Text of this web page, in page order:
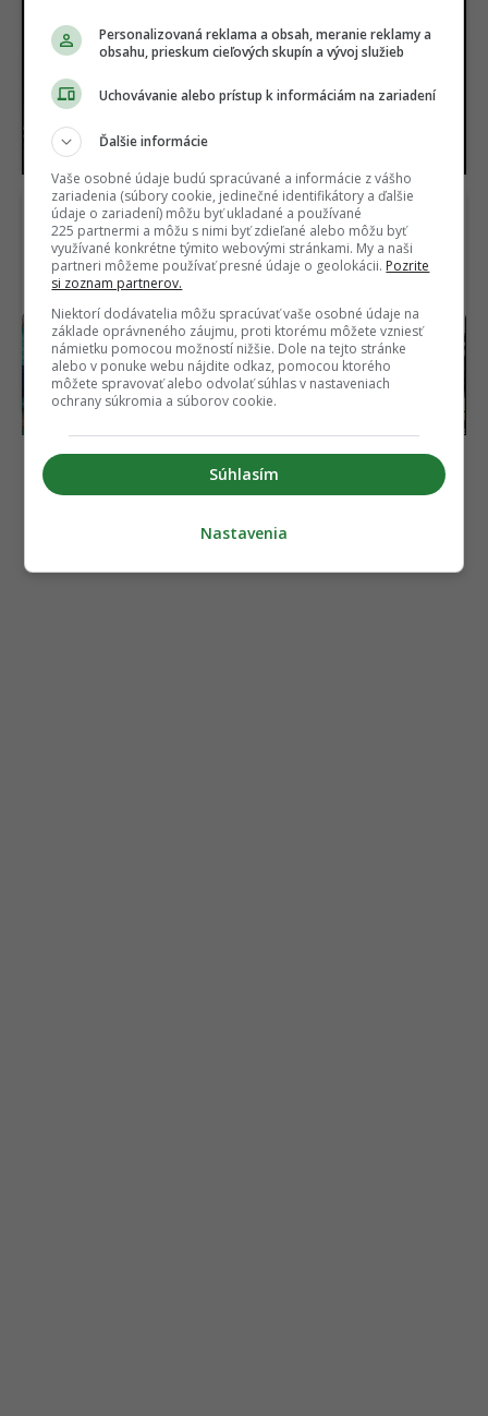
surovinový poklad za 152
miliárd dolárov. V ťažbe
im stojí nečakaná
prekážka
roky mýlili. Pod jej
Najlepší komediálny
seriál sa vrátil a prvá časť
už je online. Ohlasy sa
rozchádzajú
Čínske autá útočia na
svoju najväčšiu slabinu.
Toto má byť riešenie,
ako si získať Slovákov
Personalizovaná reklama a obsah, meranie reklamy a
obsahu, prieskum cieľových skupín a vývoj služieb
Uchovávanie alebo prístup k informáciám na zariadení
Ďalšie informácie
Vaše osobné údaje budú spracúvané a informácie z vášho
zariadenia (súbory cookie, jedinečné identifikátory a ďalšie
údaje o zariadení) môžu byť ukladané a používané
225 partnermi a môžu s nimi byť zdieľané alebo môžu byť
využívané konkrétne týmito webovými stránkami. My a naši
partneri môžeme používať presné údaje o geolokácii. Pozrite
si zoznam partnerov.
Niektorí dodávatelia môžu spracúvať vaše osobné údaje na
základe oprávneného záujmu, proti ktorému môžete vzniesť
námietku pomocou možností nižšie. Dole na tejto stránke
alebo v ponuke webu nájdite odkaz, pomocou ktorého
môžete spravovať alebo odvolať súhlas v nastaveniach
ochrany súkromia a súborov cookie.
Súhlasím
Nastavenia